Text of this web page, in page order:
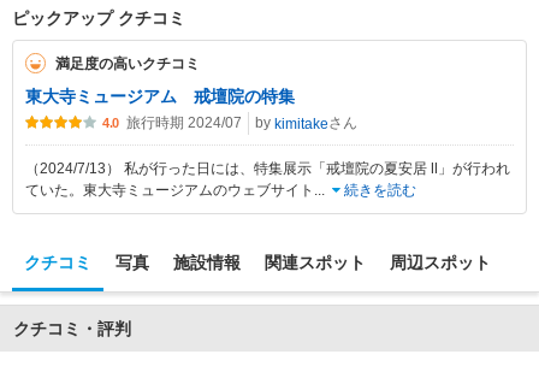
ピックアップ クチコミ
満足度の高いクチコミ
東大寺ミュージアム 戒壇院の特集
4.0 旅行時期 2024/07 by kimitakeさん
（2024/7/13） 私が行った日には、特集展示「戒壇院の夏安居 Ⅱ」が行われ
ていた。東大寺ミュージアムのウェブサイト ... 続きを読む
クチコミ 写真 施設情報 関連スポット 周辺スポット
クチコミ・評判